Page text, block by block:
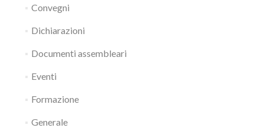
Convegni
Dichiarazioni
Documenti assembleari
Eventi
Formazione
Generale